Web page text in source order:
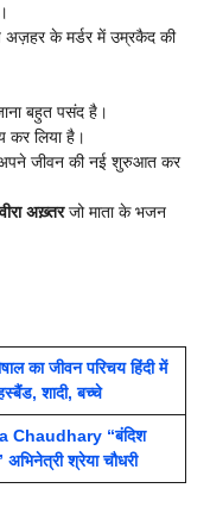
अज़हर के मर्डर में उम्रकैद की
बहुत पसंद है।
कर लिया है।
जीवन की नई शुरुआत कर
वीरा अख़्तरजो माता के भजन
का जीवन परिचय हिंदी में
शादी, बच्चे
Chaudhary “बंदिश
श्रेया चौधरी